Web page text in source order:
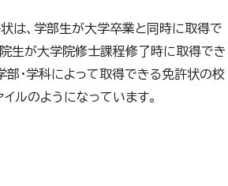
は、学部生が大学卒業と同時に取得で
生が大学院修士課程修了時に取得でき
部・学科によって取得できる免許状の校
ルのようになっています。